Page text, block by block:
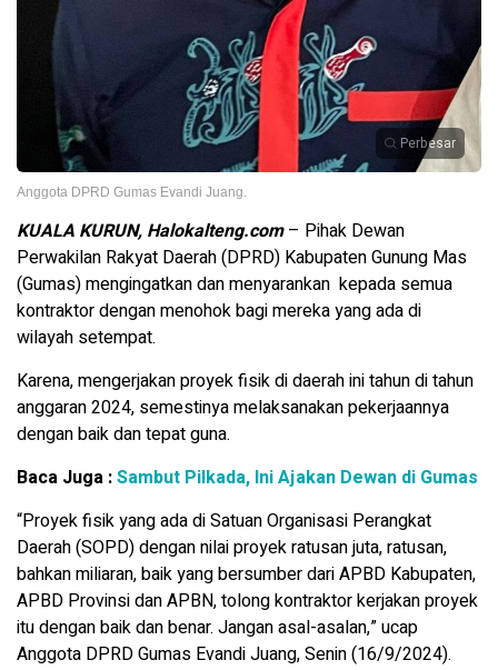
Perbesar
Anggota DPRD Gumas Evandi Juang.
KUALA KURUN, Halokalteng.com– Pihak Dewan
Perwakilan Rakyat Daerah (DPRD) Kabupaten Gunung Mas
(Gumas) mengingatkan dan menyarankan kepada semua
kontraktor dengan menohok bagi mereka yang ada di
wilayah setempat.
Karena, mengerjakan proyek fisik di daerah ini tahun di tahun
anggaran 2024, semestinya melaksanakan pekerjaannya
dengan baik dan tepat guna.
Baca Juga :Sambut Pilkada, Ini Ajakan Dewan di Gumas
“Proyek fisik yang ada di Satuan Organisasi Perangkat
Daerah (SOPD) dengan nilai proyek ratusan juta, ratusan,
bahkan miliaran, baik yang bersumber dari APBD Kabupaten,
APBD Provinsi dan APBN, tolong kontraktor kerjakan proyek
itu dengan baik dan benar. Jangan asal-asalan,” ucap
Anggota DPRD Gumas Evandi Juang, Senin (16/9/2024).